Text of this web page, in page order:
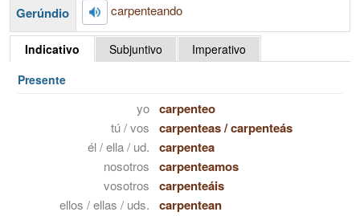
Gerúndio carpenteando
Indicativo Subjuntivo
Imperativo
Presente
yo carpenteo
tú / vos carpenteas/carpenteás
él / ella / ud. carpentea
nosotros carpenteamos
vosotros carpenteáis
ellos / ellas / uds. carpentean